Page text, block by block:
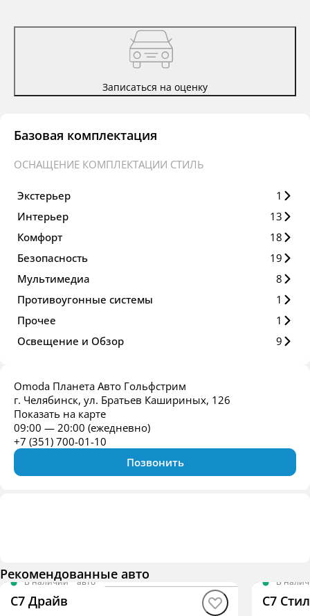
Записаться на оценку
Базовая комплектация
ОСНАЩЕНИЕ КОМПЛЕКТАЦИИ СТИЛЬ
Экстерьер
1
Интерьер
13
Комфорт
18
Безопасность
19
Мультимедиа
8
Противоугонные системы
1
Прочее
1
Освещение и Обзор
9
Omoda Планета Авто Гольфстрим
г. Челябинск, ул. Братьев Кашириных, 126
Показать на карте
09:00 — 20:00 (ежедневно)
+7 (351) 700-01-10
Позвонить
Рекомендованные авто
В наличии·авто
C7 Драйв
В
C7